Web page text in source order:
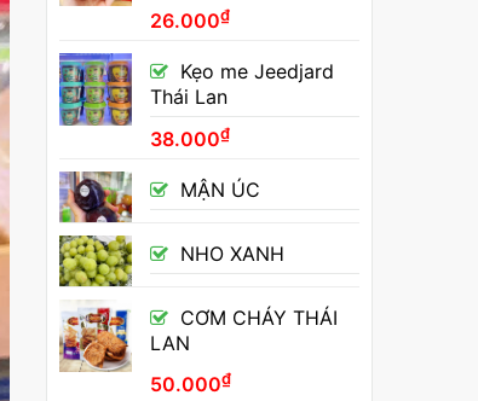
26.000₫
Kẹo me Jeedjard
Thái Lan
38.000₫
MẬN ÚC
NHO XANH
CƠM CHÁY THÁI
LAN
50.000₫